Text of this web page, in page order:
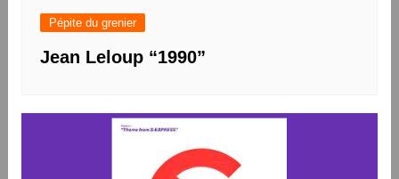
Pépite du grenier
Jean Leloup “1990”